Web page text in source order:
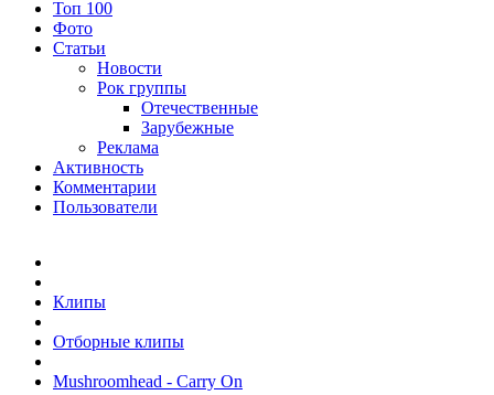
Топ 100
Фото
Статьи
Новости
Рок группы
Отечественные
Зарубежные
Реклама
Активность
Комментарии
Пользователи
Клипы
Отборные клипы
Mushroomhead - Carry On